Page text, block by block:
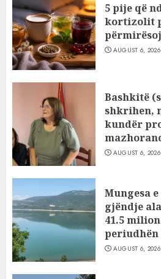
5 pije që
kortizolit
AUGUST 6, 2026
Bashkitë
shkrihen,
kundër
AUGUST 6, 2026
Mungesa
gjëndje
41.5
AUGUST 6, 2026